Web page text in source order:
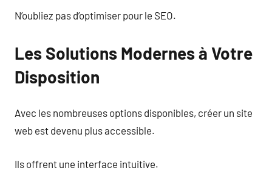
N’oubliez pas d’optimiser pour le SEO.
Les Solutions Modernes à Votre
Disposition
Avec les nombreuses options disponibles, créer un site
web est devenu plus accessible.
Ils offrent une interface intuitive.